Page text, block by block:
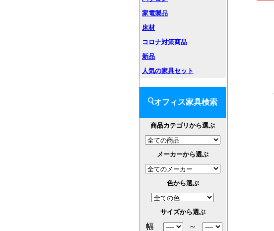
家電製品
床材
コロナ対策商品
新品
人気の家具セット
オフィス家具検索
商品カテゴリから選ぶ
メーカーから選ぶ
色から選ぶ
サイズから選ぶ
幅
～